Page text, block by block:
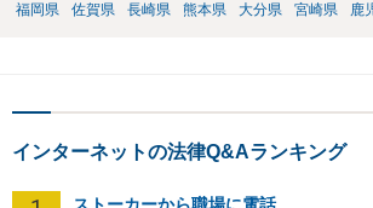
福岡県
佐賀県 長崎県 熊本県 大分県 宮崎県 鹿
インターネットの法律Q&Aランキング